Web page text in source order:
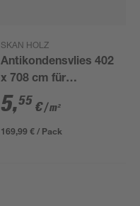
SKAN HOLZ
Antikondensvlies 402
x 708 cm für
Trapezblech-
Dachplatten
5,55 €/ m²
169,99 € / Pack